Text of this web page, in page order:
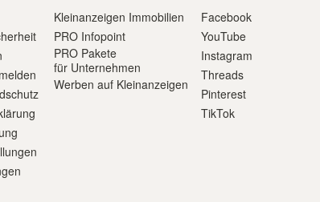
Kleinanzeigen Immobilien
PRO Infopoint
PRO Pakete
für Unternehmen
Werben auf Kleinanzeigen
Facebook
YouTube
Instagram
Threads
Pinterest
TikTok